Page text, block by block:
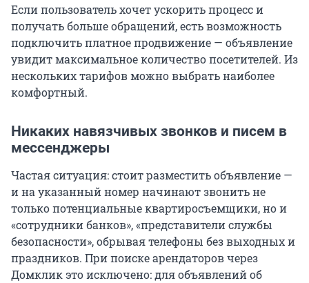
Если пользователь хочет ускорить процесс и
получать больше обращений, есть возможность
подключить платное продвижение — объявление
увидит максимальное количество посетителей. Из
нескольких тарифов можно выбрать наиболее
комфортный.
Никаких навязчивых звонков и писем в
мессенджеры
Частая ситуация: стоит разместить объявление —
и на указанный номер начинают звонить не
только потенциальные квартиросъемщики, но и
«сотрудники банков», «представители службы
безопасности», обрывая телефоны без выходных и
праздников. При поиске арендаторов через
Домклик это исключено: для объявлений об